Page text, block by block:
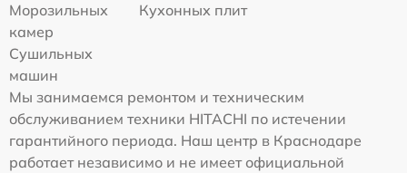
Морозильных
камер
Кухонных плит
Сушильных
машин
Мы занимаемся ремонтом и техническим
обслуживанием техники HITACHI по истечении
гарантийного периода. Наш центр в Краснодаре
работает независимо и не имеет официальной